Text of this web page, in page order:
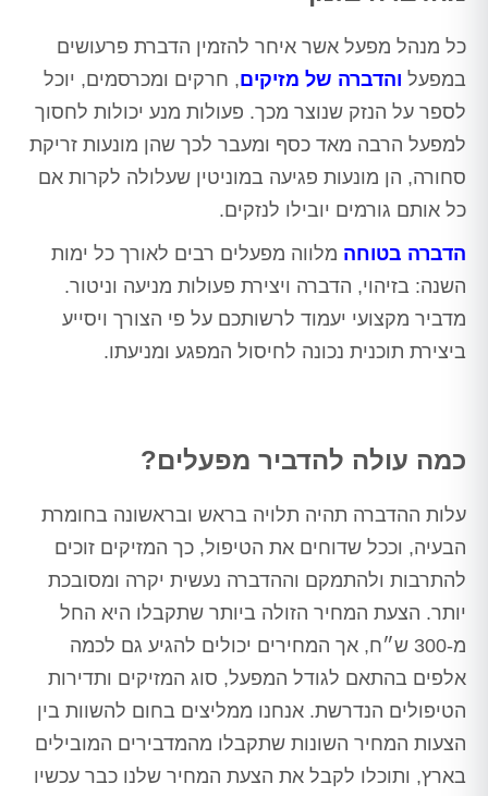
כל מנהל מפעל אשר איחר להזמין הדברת פרעושים
במפעל והדברה של מזיקים, חרקים ומכרסמים, יוכל
לספר על הנזק שנוצר מכך. פעולות מנע יכולות לחסוך
למפעל הרבה מאד כסף ומעבר לכך שהן מונעות זריקת
סחורה, הן מונעות פגיעה במוניטין שעלולה לקרות אם
כל אותם גורמים יובילו לנזקים.
הדברה בטוחה מלווה מפעלים רבים לאורך כל ימות
השנה: בזיהוי, הדברה ויצירת פעולות מניעה וניטור.
מדביר מקצועי יעמוד לרשותכם על פי הצורך ויסייע
ביצירת תוכנית נכונה לחיסול המפגע ומניעתו.
כמה עולה להדביר מפעלים?
עלות ההדברה תהיה תלויה בראש ובראשונה בחומרת
הבעיה, וככל שדוחים את הטיפול, כך המזיקים זוכים
להתרבות ולהתמקם וההדברה נעשית יקרה ומסובכת
יותר. הצעת המחיר הזולה ביותר שתקבלו היא החל
מ-300 ש״ח, אך המחירים יכולים להגיע גם לכמה
אלפים בהתאם לגודל המפעל, סוג המזיקים ותדירות
הטיפולים הנדרשת. אנחנו ממליצים בחום להשוות בין
הצעות המחיר השונות שתקבלו מהמדבירים המובילים
בארץ, ותוכלו לקבל את הצעת המחיר שלנו כבר עכשיו